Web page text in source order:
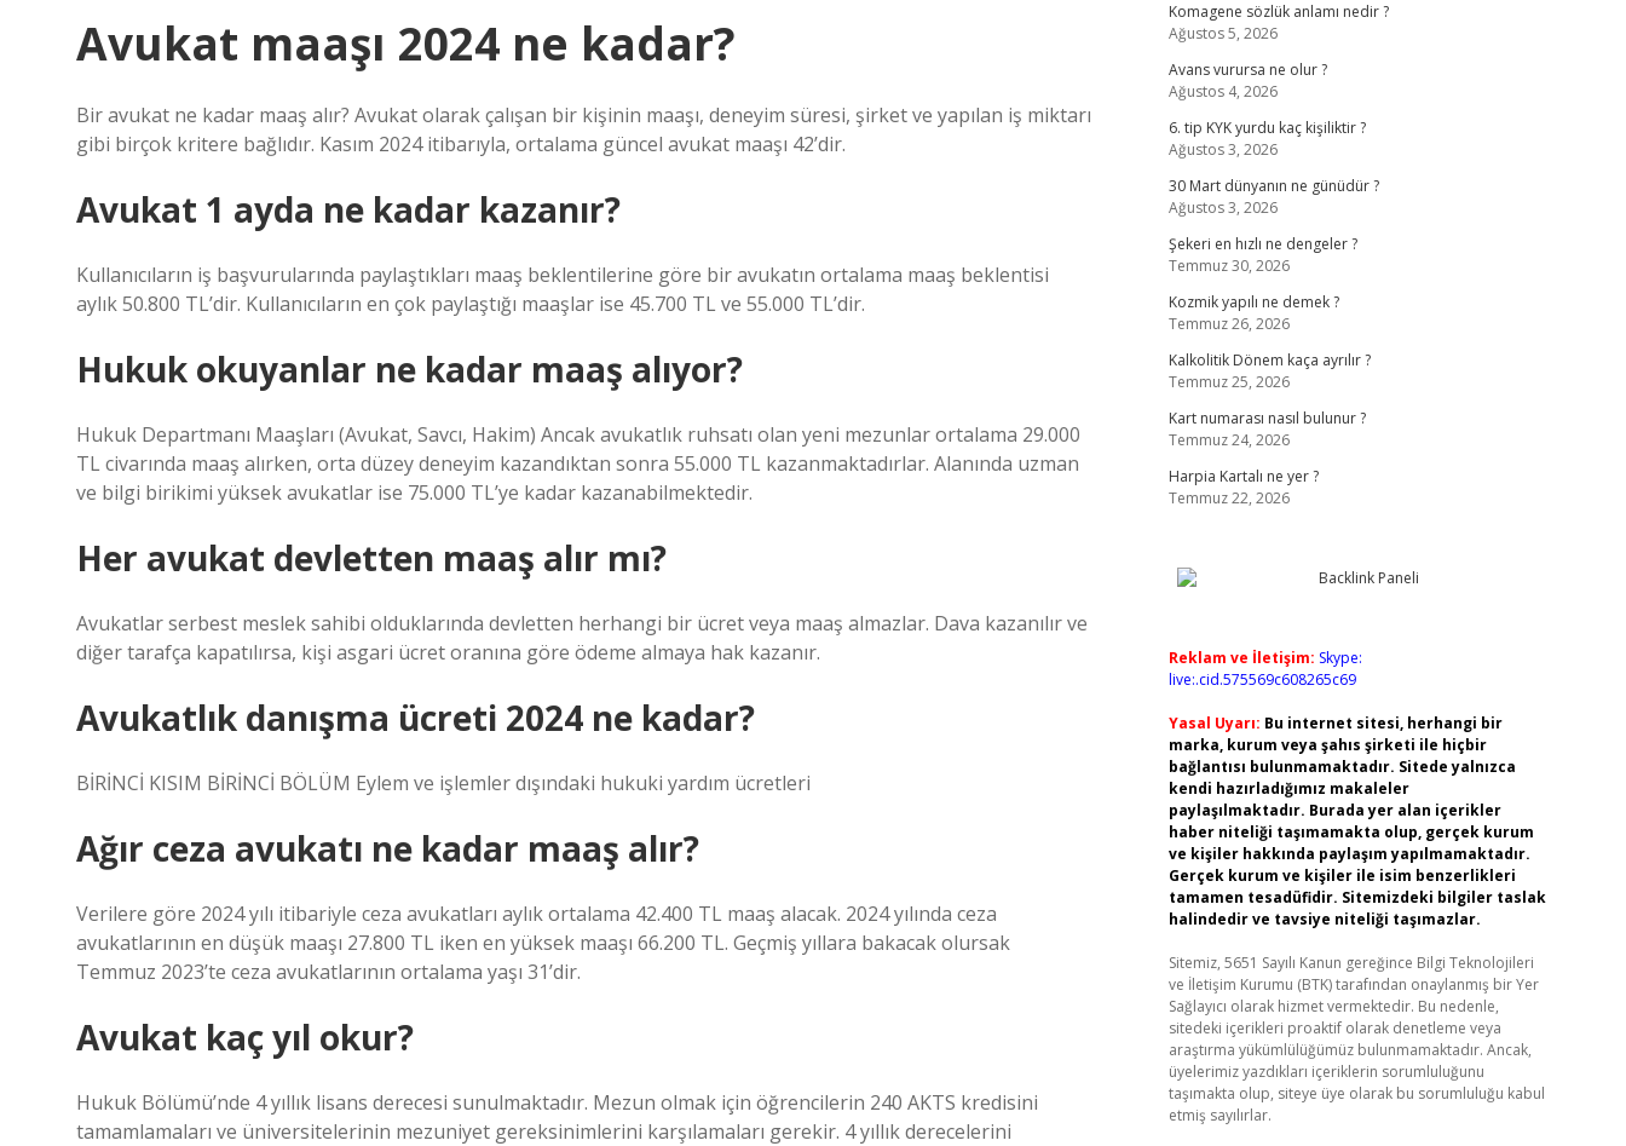
Avukat maaşı 2024 ne kadar?
Bir avukat ne kadar maaş alır? Avukat olarak çalışan bir kişinin maaşı, deneyim süresi, şirket ve yapılan iş miktarı
gibi birçok kritere bağlıdır. Kasım 2024 itibarıyla, ortalama güncel avukat maaşı 42’dir.
Avukat 1 ayda ne kadar kazanır?
Kullanıcıların iş başvurularında paylaştıkları maaş beklentilerine göre bir avukatın ortalama maaş beklentisi
aylık 50.800 TL’dir. Kullanıcıların en çok paylaştığı maaşlar ise 45.700 TL ve 55.000 TL’dir.
Hukuk okuyanlar ne kadar maaş alıyor?
Hukuk Departmanı Maaşları (Avukat, Savcı, Hakim) Ancak avukatlık ruhsatı olan yeni mezunlar ortalama 29.000
TL civarında maaş alırken, orta düzey deneyim kazandıktan sonra 55.000 TL kazanmaktadırlar. Alanında uzman
ve bilgi birikimi yüksek avukatlar ise 75.000 TL’ye kadar kazanabilmektedir.
Her avukat devletten maaş alır mı?
Avukatlar serbest meslek sahibi olduklarında devletten herhangi bir ücret veya maaş almazlar. Dava kazanılır ve
diğer tarafça kapatılırsa, kişi asgari ücret oranına göre ödeme almaya hak kazanır.
Avukatlık danışma ücreti 2024 ne kadar?
BİRİNCİ KISIM BİRİNCİ BÖLÜM Eylem ve işlemler dışındaki hukuki yardım ücretleri
Ağır ceza avukatı ne kadar maaş alır?
Verilere göre 2024 yılı itibariyle ceza avukatları aylık ortalama 42.400 TL maaş alacak. 2024 yılında ceza
avukatlarının en düşük maaşı 27.800 TL iken en yüksek maaşı 66.200 TL. Geçmiş yıllara bakacak olursak
Temmuz 2023’te ceza avukatlarının ortalama yaşı 31’dir.
Avukat kaç yıl okur?
Hukuk Bölümü’nde 4 yıllık lisans derecesi sunulmaktadır. Mezun olmak için öğrencilerin 240 AKTS kredisini
tamamlamaları ve üniversitelerinin mezuniyet gereksinimlerini karşılamaları gerekir. 4 yıllık derecelerini
Komagene sözlük anlamı nedir ?
Ağustos 5, 2026
Avans vurursa ne olur ?
Ağustos 4, 2026
6. tip KYK yurdu kaç kişiliktir ?
Ağustos 3, 2026
30 Mart dünyanın ne günüdür ?
Ağustos 3, 2026
Şekeri en hızlı ne dengeler ?
Temmuz 30, 2026
Kozmik yapılı ne demek ?
Temmuz 26, 2026
Kalkolitik Dönem kaça ayrılır ?
Temmuz 25, 2026
Kart numarası nasıl bulunur ?
Temmuz 24, 2026
Harpia Kartalı ne yer ?
Temmuz 22, 2026
Reklam ve İletişim: Skype:
live:.cid.575569c608265c69
Yasal Uyarı: Bu internet sitesi, herhangi bir
marka, kurum veya şahıs şirketi ile hiçbir
bağlantısı bulunmamaktadır. Sitede yalnızca
kendi hazırladığımız makaleler
paylaşılmaktadır. Burada yer alan içerikler
haber niteliği taşımamakta olup, gerçek kurum
ve kişiler hakkında paylaşım yapılmamaktadır.
Gerçek kurum ve kişiler ile isim benzerlikleri
tamamen tesadüfidir. Sitemizdeki bilgiler taslak
halindedir ve tavsiye niteliği taşımazlar.
Sitemiz, 5651 Sayılı Kanun gereğince Bilgi Teknolojileri
ve İletişim Kurumu (BTK) tarafından onaylanmış bir Yer
Sağlayıcı olarak hizmet vermektedir. Bu nedenle,
sitedeki içerikleri proaktif olarak denetleme veya
araştırma yükümlülüğümüz bulunmamaktadır. Ancak,
üyelerimiz yazdıkları içeriklerin sorumluluğunu
taşımakta olup, siteye üye olarak bu sorumluluğu kabul
etmiş sayılırlar.